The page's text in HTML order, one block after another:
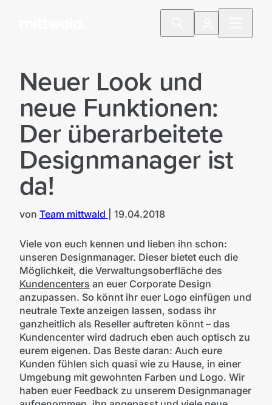
Neuer Look und
neue Funktionen:
Der überarbeitete
Designmanager ist
da!
von Team mittwald 19.04.2018
©Photo by "Markus Spiske" / Unsplash
Viele von euch kennen und lieben ihn schon:
unseren Designmanager. Dieser bietet euch die
Möglichkeit, die Verwaltungsoberfläche des
Kundencenters an euer Corporate Design
anzupassen. So könnt ihr euer Logo einfügen und
neutrale Texte anzeigen lassen, sodass ihr
ganzheitlich als Reseller auftreten könnt – das
Kundencenter wird dadruch eben auch optisch zu
eurem eigenen. Das Beste daran: Auch eure
Kunden fühlen sich quasi wie zu Hause, in einer
Umgebung mit gewohnten Farben und Logo. Wir
haben euer Feedback zu unserem Designmanager